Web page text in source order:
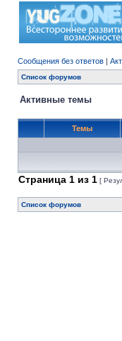
Сообщения без ответов |
Список форумов
Активные темы
Темы
Страница 1 из 1 [
Список форумов